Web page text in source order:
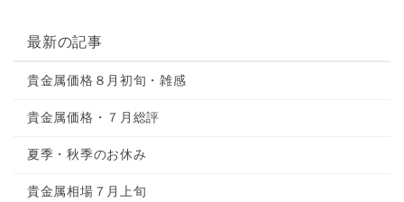
最新の記事
貴金属価格８月初旬・雑感
貴金属価格・７月総評
夏季・秋季のお休み
貴金属相場７月上旬